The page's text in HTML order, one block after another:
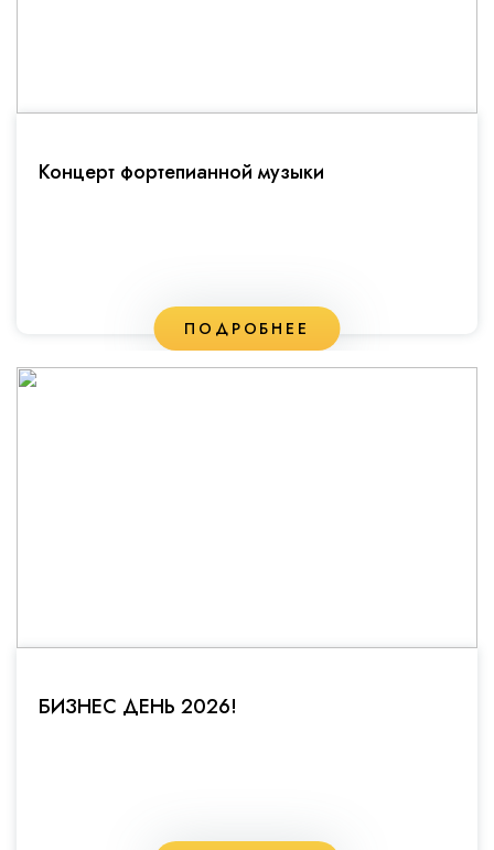
Концерт фортепианной музыки
ПОДРОБНЕЕ
БИЗНЕС ДЕНЬ 2026!